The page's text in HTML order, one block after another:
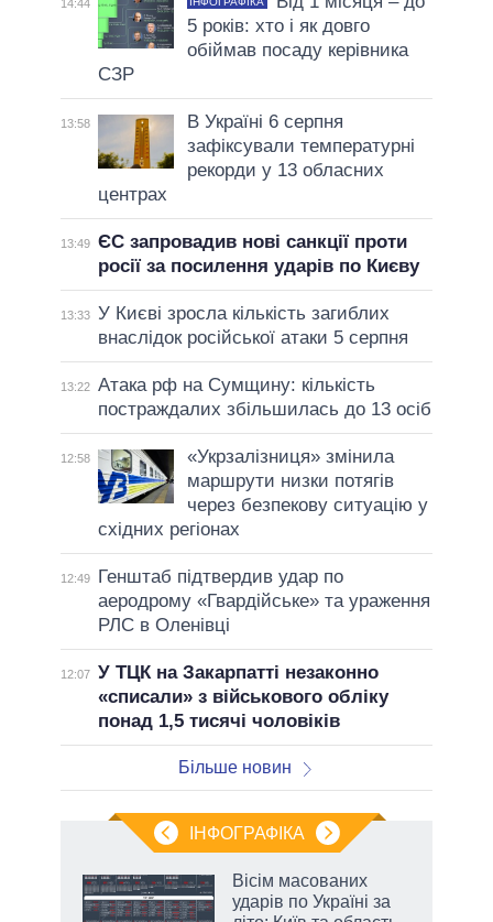
14:44
5 років: хто і як довго
обіймав посаду керівника
СЗР
13:58
В Україні 6 серпня
зафіксували температурні
рекорди у 13 обласних
центрах
13:49 ЄС запровадив нові санкції проти
росії за посилення ударів по Києву
13:33 У Києві зросла кількість загиблих
внаслідок російської атаки 5 серпня
13:22 Атака рф на Сумщину: кількість
постраждалих збільшилась до 13 осіб
12:58
«Укрзалізниця» змінила
маршрути низки потягів
через безпекову ситуацію у
східних регіонах
12:49
Генштаб підтвердив удар по
аеродрому «Гвардійське» та ураження
РЛС в Оленівці
12:07 У ТЦК на Закарпатті незаконно
«списали» з військового обліку
понад 1,5 тисячі чоловіків
Більше новин
ІНФОГРАФІКА
Вісім масованих
ударів по Україні за